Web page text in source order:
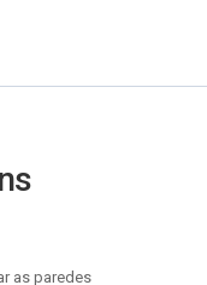
as paredes